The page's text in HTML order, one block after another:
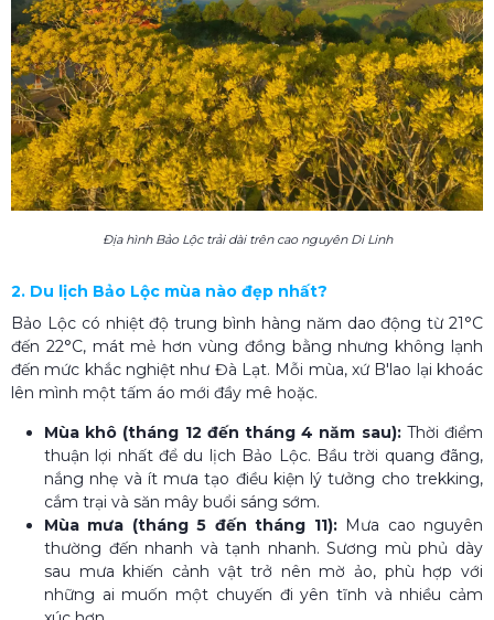
Địa hình Bảo Lộc trải dài trên cao nguyên Di Linh
2. Du lịch Bảo Lộc mùa nào đẹp nhất?
Bảo Lộc có nhiệt độ trung bình hàng năm dao động từ 21°C
đến 22°C, mát mẻ hơn vùng đồng bằng nhưng không lạnh
đến mức khắc nghiệt như Đà Lạt. Mỗi mùa, xứ B'lao lại khoác
lên mình một tấm áo mới đầy mê hoặc.
Mùa khô (tháng 12 đến tháng 4 năm sau):Thời điểm
thuận lợi nhất để du lịch Bảo Lộc. Bầu trời quang đãng,
nắng nhẹ và ít mưa tạo điều kiện lý tưởng cho trekking,
cắm trại và săn mây buổi sáng sớm.
Mùa mưa (tháng 5 đến tháng 11): Mưa cao nguyên
thường đến nhanh và tạnh nhanh. Sương mù phủ dày
sau mưa khiến cảnh vật trở nên mờ ảo, phù hợp với
những ai muốn một chuyến đi yên tĩnh và nhiều cảm